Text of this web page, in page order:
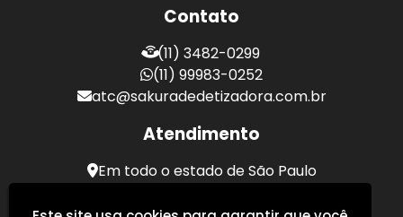
Contato
(11) 3482-0299
(11) 99983-0252
atc@sakuradedetizadora.com.br
Atendimento
Em todo o estado de São Paulo